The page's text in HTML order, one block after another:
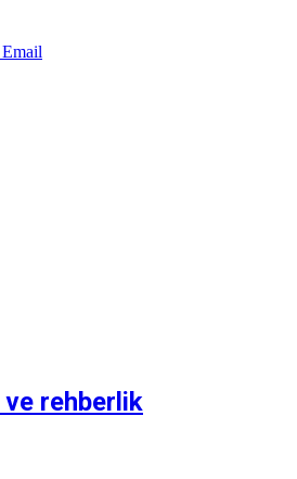
Email
ve rehberlik